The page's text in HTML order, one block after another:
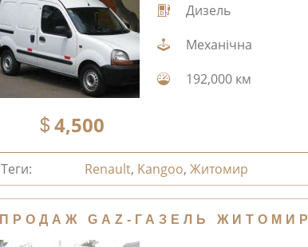
4,500
Дизель
Механічна
192,000 км
Теги: Renault, Kangoo,Житомир
ПРОДАЖ GAZ-ГАЗЕЛЬ ЖИТОМИР